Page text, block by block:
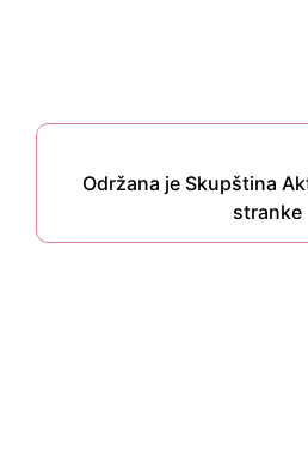
Održana je Skupština
stranke